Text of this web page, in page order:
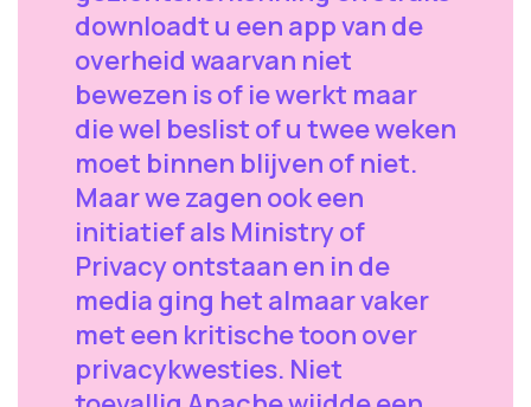
downloadt u een app van de
overheid waarvan niet
bewezen is of ie werkt maar
die wel beslist of u twee weken
moet binnen blijven of niet.
Maar we zagen ook een
initiatief als Ministry of
Privacy ontstaan en in de
media ging het almaar vaker
met een kritische toon over
privacykwesties. Niet